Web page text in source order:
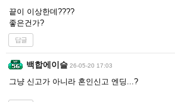
끝이 이상한데????
좋은건가?
답글
백합에이슬 26-05-20 17:03
그냥 신고가 아니라 혼인신고 엔딩...?